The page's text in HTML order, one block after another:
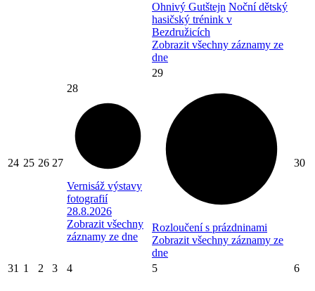
Ohnivý Gutštejn Noční dětský
hasičský trénink v
Bezdružicích
Zobrazit všechny záznamy ze
dne
24 25 26 27
28
Vernisáž výstavy
fotografií
28.8.2026
Zobrazit všechny
záznamy ze dne
29
Rozloučení s prázdninami
Zobrazit všechny záznamy ze
dne
30
31 1 2 3 4 5 6